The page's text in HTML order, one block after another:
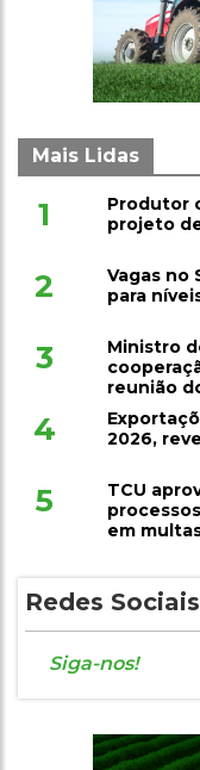
Mais Lidas
1
Produtor
projeto
2
Vagas no
para
3
Ministro
reunião
4
2026,
5
TCU
em
Redes Sociais
Siga-nos!